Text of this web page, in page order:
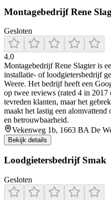
Montagebedrijf Rene
Gesloten
4.0
Montagebedrijf Rene Slagter is
installatie- of loodgietersbedrijf
Weere. Het bedrijf heeft een
op twee reviews (rated 4 in
tevreden klanten, maar het
maakt het lastig een
en betrouwbaarheid.
Vekenweg 1b, 1663 BA De
Bekijk details
Loodgietersbedrijf Smak
Gesloten